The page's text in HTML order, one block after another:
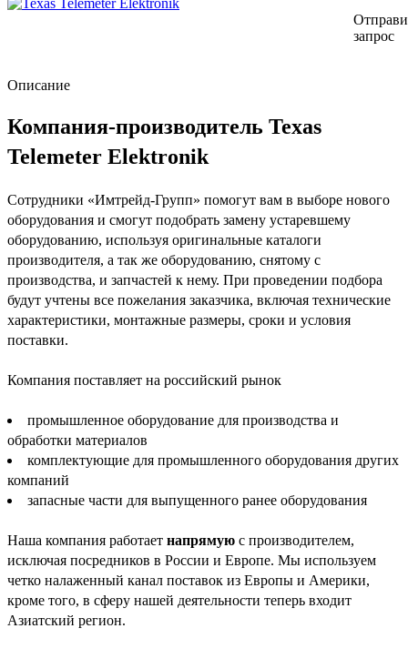
запрос
Описание
Компания-производитель Texas
Telemeter Elektronik
Сотрудники «Имтрейд-Групп» помогут вам в выборе нового
оборудования и смогут подобрать замену устаревшему
оборудованию, используя оригинальные каталоги
производителя, а так же оборудованию, снятому с
производства, и запчастей к нему. При проведении подбора
будут учтены все пожелания заказчика, включая технические
характеристики, монтажные размеры, сроки и условия
поставки.
Компания поставляет на российский рынок
промышленное оборудование для производства и
обработки материалов
комплектующие для промышленного оборудования других
компаний
запасные части для выпущенного ранее оборудования
Наша компания работает напрямую с производителем,
исключая посредников в России и Европе. Мы используем
четко налаженный канал поставок из Европы и Америки,
кроме того, в сферу нашей деятельности теперь входит
Азиатский регион.